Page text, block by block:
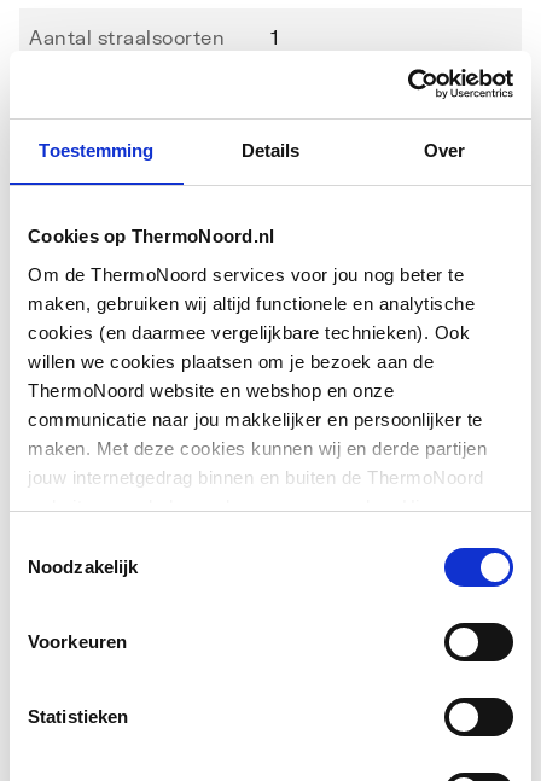
Toestemming Details Over
Cookies op ThermoNoord.nl
Om de ThermoNoord services voor jou nog beter te
maken, gebruiken wij altijd functionele en analytische
cookies (en daarmee vergelijkbare technieken). Ook
willen we cookies plaatsen om je bezoek aan de
ThermoNoord website en webshop en onze
communicatie naar jou makkelijker en persoonlijker te
maken. Met deze cookies kunnen wij en derde partijen
jouw internetgedrag binnen en buiten de ThermoNoord
website en webshop volgen en verzamelen. Hiermee
communicatie aan jouw interesses aan. We slaan je
Noodzakelijk
Voorkeuren
Statistieken
Aantal straalsoorten 1
Doorstroombegrenzer Nee
Nom. diameter M22 x 1,0
Spindeluitvoering Nee
Verstelbaar Nee
Downloads
Exploded_viewimage/jpeg,6 KB
Exploded_viewimage/jpeg ,6 KB
Overig